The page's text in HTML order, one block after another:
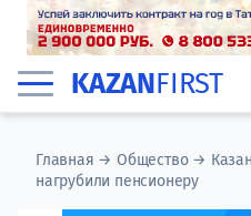
KAZANFIRST
Главная →Общество→
нагрубили пенсионеру